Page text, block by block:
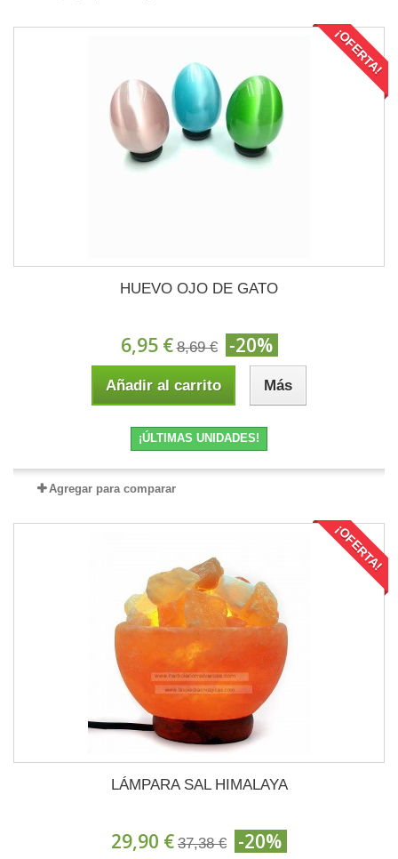
¡OFERTA!
HUEVO OJO DE GATO
6,95 € 8,69 € -20%
Añadir al carrito Más
¡ÚLTIMAS UNIDADES!
Agregar para comparar
¡OFERTA!
LÁMPARA SAL HIMALAYA
29,90 € 37,38 € -20%